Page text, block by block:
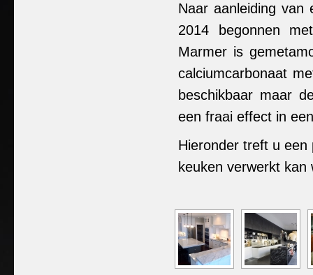
Naar aanleiding van
2014 begonnen
Marmer is
calciumcarbonaat
beschikbaar maar
een fraai effect in
Hieronder treft u
keuken verwerkt kan